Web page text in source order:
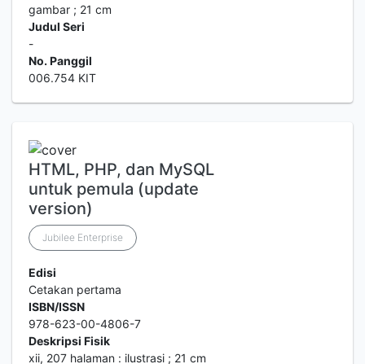
gambar ; 21 cm
Judul Seri
-
No. Panggil
006.754 KIT
HTML, PHP, dan MySQL
untuk pemula (update
version)
Jubilee Enterprise
Edisi
Cetakan pertama
ISBN/ISSN
978-623-00-4806-7
Deskripsi Fisik
xii, 207 halaman : ilustrasi ; 21 cm